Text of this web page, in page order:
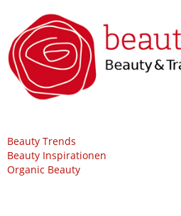
Beauty Trends
Beauty Inspirationen
Organic Beauty